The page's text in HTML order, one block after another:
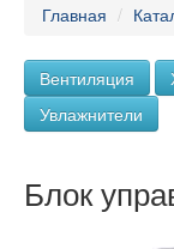
Главная /
Вентиляция
Увлажнители
Блок